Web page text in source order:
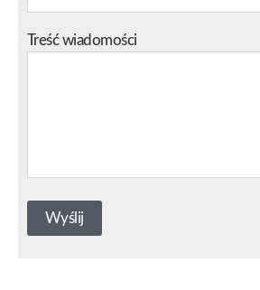
Treść wiadomości